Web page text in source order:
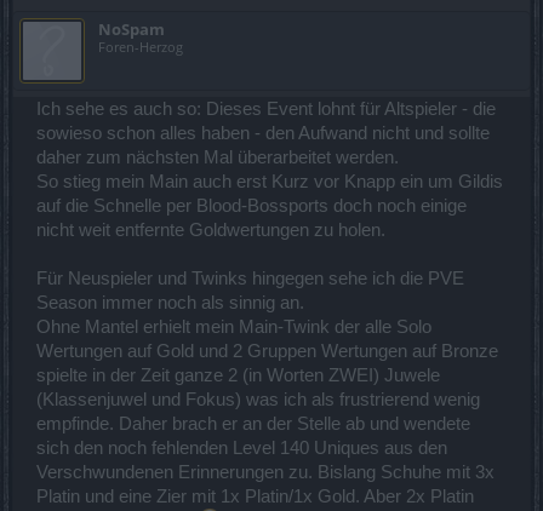
NoSpam
Foren-Herzog
Ich sehe es auch so: Dieses Event lohnt für Altspieler - die
sowieso schon alles haben - den Aufwand nicht und sollte
daher zum nächsten Mal überarbeitet werden.
So stieg mein Main auch erst Kurz vor Knapp ein um Gildis
auf die Schnelle per Blood-Bossports doch noch einige
nicht weit entfernte Goldwertungen zu holen.
Für Neuspieler und Twinks hingegen sehe ich die PVE
Season immer noch als sinnig an.
Ohne Mantel erhielt mein Main-Twink der alle Solo
Wertungen auf Gold und 2 Gruppen Wertungen auf Bronze
spielte in der Zeit ganze 2 (in Worten ZWEI) Juwele
(Klassenjuwel und Fokus) was ich als frustrierend wenig
empfinde. Daher brach er an der Stelle ab und wendete
sich den noch fehlenden Level 140 Uniques aus den
Verschwundenen Erinnerungen zu. Bislang Schuhe mit 3x
Platin und eine Zier mit 1x Platin/1x Gold. Aber 2x Platin